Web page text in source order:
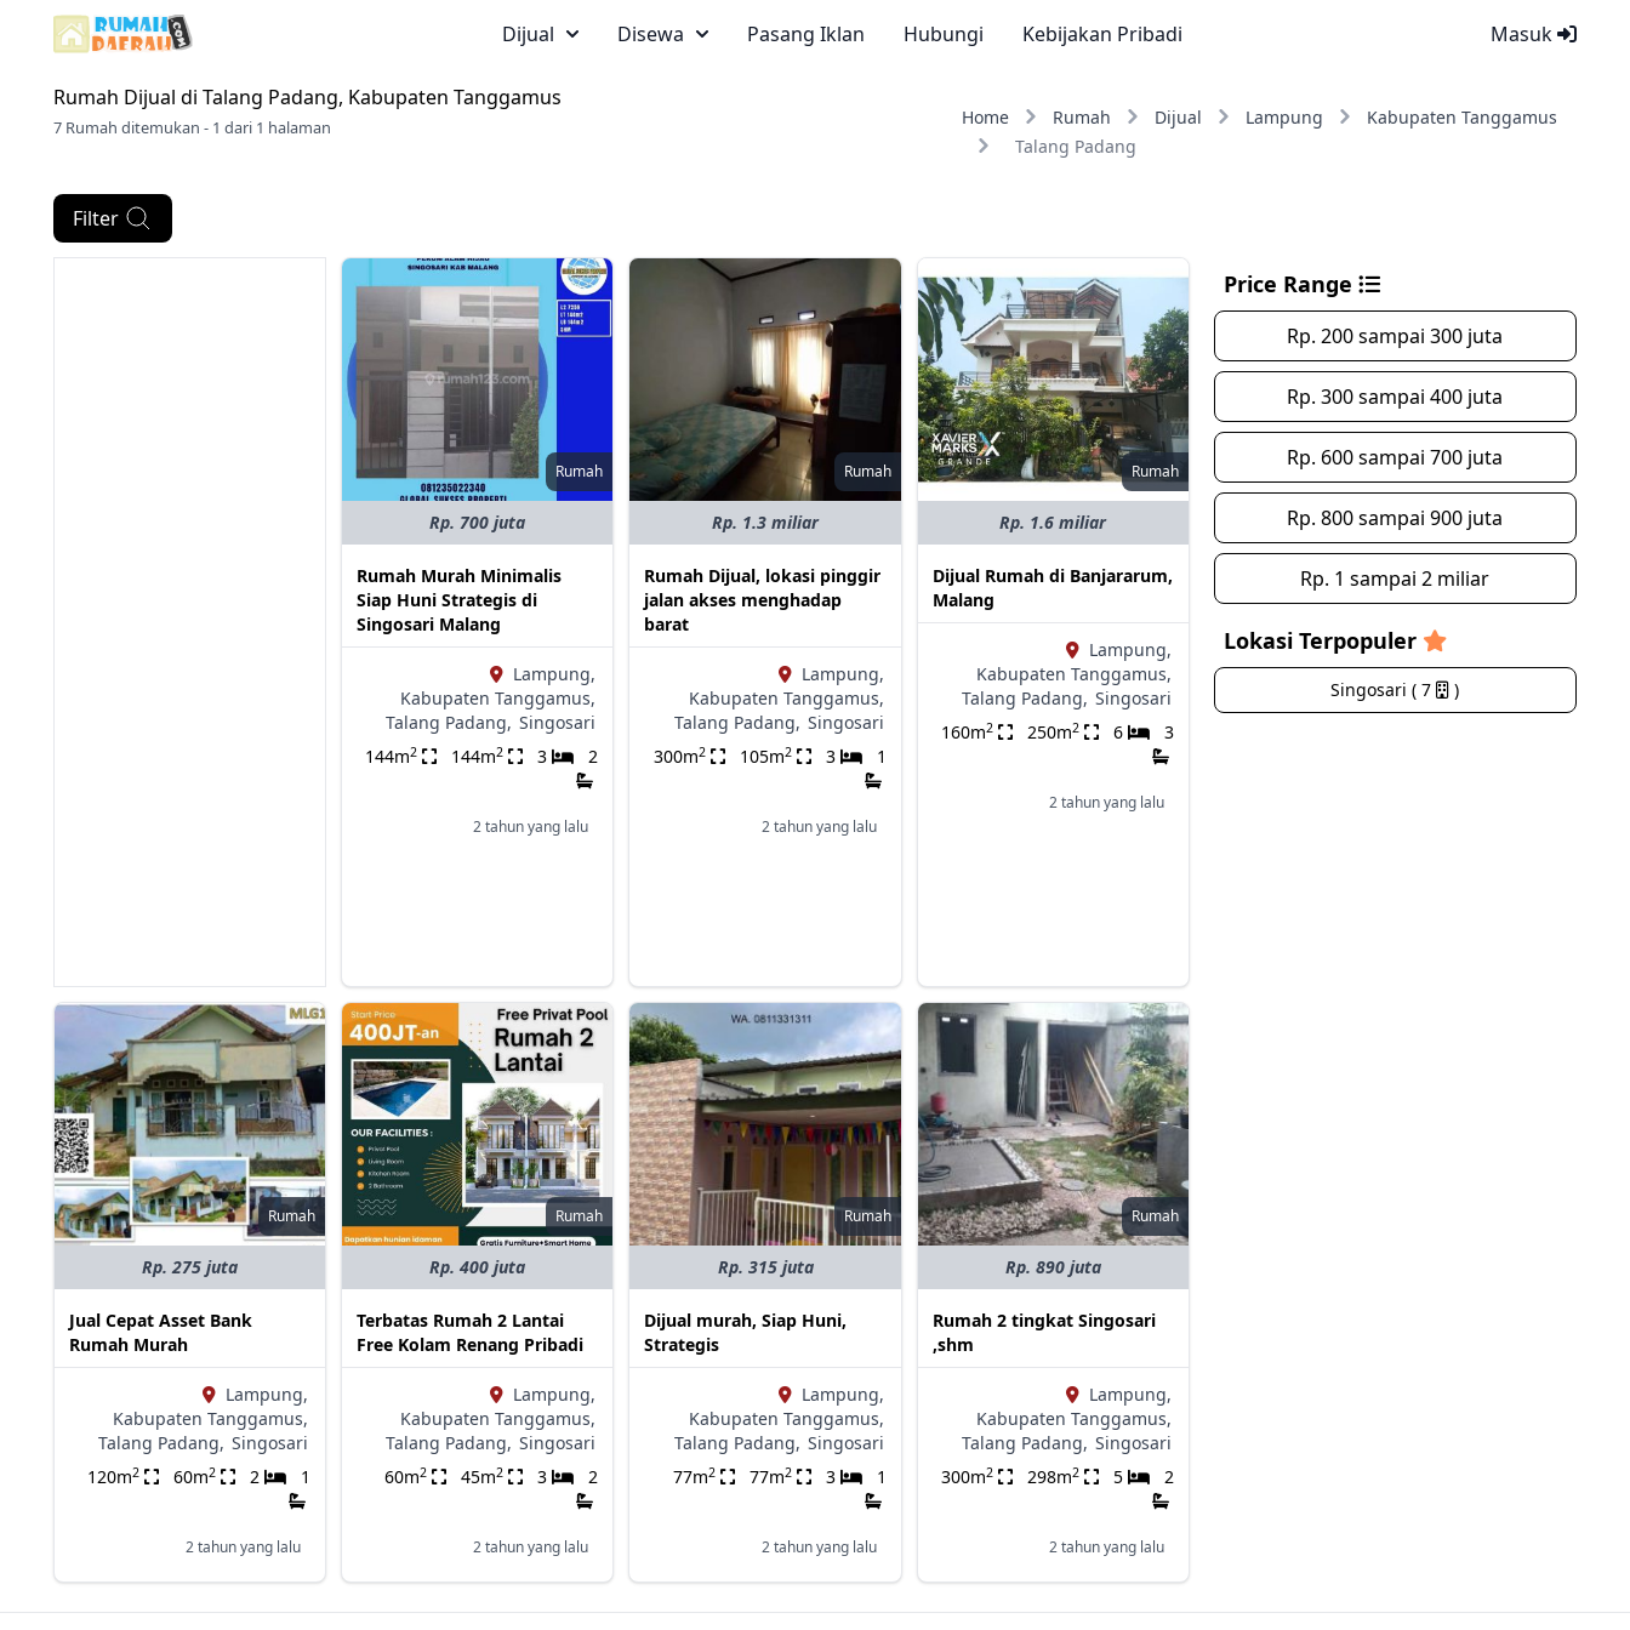
Masuk
Dijual Disewa Pasang Iklan Hubungi Kebijakan Pribadi
Rumah Dijual di Talang Padang, Kabupaten Tanggamus
7 Rumah ditemukan - 1 dari 1 halaman Home Rumah Dijual Lampung
Kabupaten Tanggamus
Talang Padang
Filter
Rumah
Rp. 700 juta
Rumah Murah Minimalis
Siap Huni Strategis di
Singosari Malang
Lampung,
Kabupaten Tanggamus,
Talang Padang, Singosari
144m2 144m2 3 2
2 tahun yang lalu
Rumah
Rp. 1.3 miliar
Rumah Dijual, lokasi pinggir
jalan akses menghadap
barat
Lampung,
Kabupaten Tanggamus,
Talang Padang, Singosari
300m2 105m2 3 1
2 tahun yang lalu
Rumah
Rp. 1.6 miliar
Dijual Rumah di Banjararum,
Malang
Lampung,
Kabupaten Tanggamus,
Talang Padang, Singosari
160m2 250m2 6 3
2 tahun yang lalu
Rumah
Rp. 275 juta
Jual Cepat Asset Bank
Rumah Murah
Lampung,
Kabupaten Tanggamus,
Talang Padang, Singosari
120m2 60m2 2 1
2 tahun yang lalu
Rumah
Rp. 400 juta
Terbatas Rumah 2 Lantai
Free Kolam Renang Pribadi
Lampung,
Kabupaten Tanggamus,
Talang Padang, Singosari
60m2 45m2 3 2
2 tahun yang lalu
Rumah
Rp. 315 juta
Dijual murah, Siap Huni,
Strategis
Lampung,
Kabupaten Tanggamus,
Talang Padang, Singosari
77m2 77m2 3 1
2 tahun yang lalu
Rumah
Rp. 890 juta
Rumah 2 tingkat Singosari
,shm
Lampung,
Kabupaten Tanggamus,
Talang Padang, Singosari
300m2 298m2 5 2
2 tahun yang lalu
Price Range
Rp. 200 sampai 300 juta
Rp. 300 sampai 400 juta
Rp. 600 sampai 700 juta
Rp. 800 sampai 900 juta
Rp. 1 sampai 2 miliar
Lokasi Terpopuler
Singosari ( 7 )